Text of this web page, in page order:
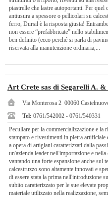
piastrelle che lastre autoportanti. Per quel
antiusura a spessore o pellicolari su
ferro, Dursil è la risposta giusta!
non essere “prefabbricate” nello
ben definito (ecco perché si parla di
riservata alla manutenzione ordinaria,...
Art Crete sas di Segarelli A. &
Via Monterosa 2 00060
Tel: 0761/542002 - 0761/540331
Peculiare per la commercializzazione e la
stampato e rivestimenti in pietra artificiale
a opera di artigiani caratterizzati dalla
un'azienda leader nell'importazione e
vantando una forte espansione anche
calcestruzzo sono altamente innovati e
di essere stata la prima nell'introduzione
subito caratterizzato per le sue elevate
materiale utilizzato nella realizzazione,